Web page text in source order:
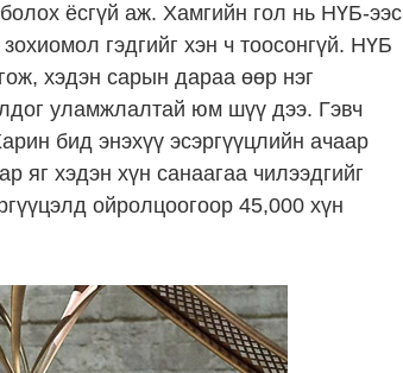
ёсгүй аж. Хамгийн гол нь НҮБ-ээс
гэдгийг хэн ч тоосонгүй. НҮБ
хэдэн сарын дараа өөр нэг
уламжлалтай юм шүү дээ. Гэвч
бид энэхүү эсэргүүцлийн ачаар
яг хэдэн хүн санаагаа чилээдгийг
ойролцоогоор 45,000 хүн